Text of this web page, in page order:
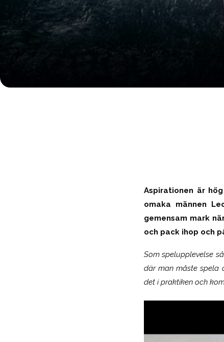
Aspirationen är
omaka männen
gemensam mark
och pack ihop och
Som spelupplevelse
där man måste spela
det i praktiken och